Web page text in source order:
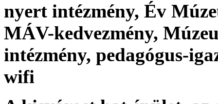
nyert intézmény, Év
MÁV-kedvezmény,
intézmény, pedagógus-
wifi